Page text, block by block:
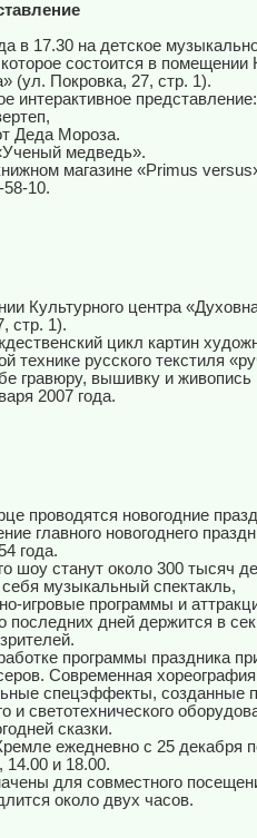
в 17.30 на детское
состоится в помещении
(ул. Покровка, 27, стр. 1).
интерактивное представление:
Деда Мороза.
медведь».
магазине «Primus
10.
Культурного центра
стр. 1).
цикл картин
технике русского текстиля
гравюру, вышивку и живопись
2007 года.
проводятся новогодние
главного новогоднего
года.
шоу станут около 300 тысяч
музыкальный спектакль,
игровые программы и
последних дней держится в
программы праздника
Современная
спецэффекты, созданные
и светотехнического
сказки.
ежедневно с 25 декабря
и 18.00.
для совместного
около двух часов.